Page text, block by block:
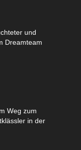
und
Dreamteam
Weg zum
in der